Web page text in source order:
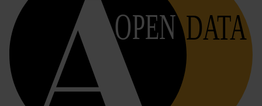
OPEN DATA